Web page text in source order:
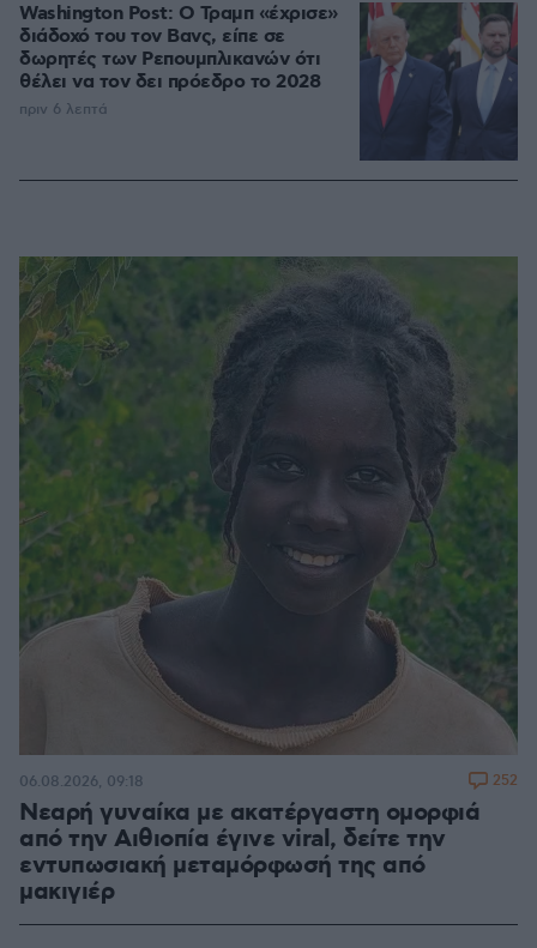
Washington Post: Ο Τραμπ «έχρισε»
διάδοχό του τον Βανς, είπε σε
δωρητές των Ρεπουμπλικανών ότι
θέλει να τον δει πρόεδρο το 2028
πριν 6 λεπτά
Νεαρή γυναίκα με ακατέργαστη ομορφιά
από την Αιθιοπία έγινε viral, δείτε την
εντυπωσιακή μεταμόρφωσή της από
μακιγιέρ
06.08.2026, 09:18 252